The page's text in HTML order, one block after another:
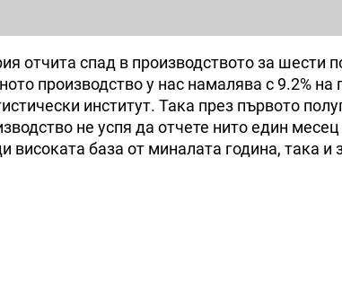
отчита спад в производството за
производство у нас намалява с 9.2%
институт. Така през първото
не успя да отчете нито един
високата база от миналата година, така